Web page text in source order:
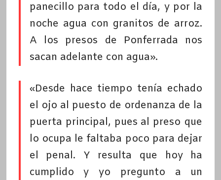
panecillo para todo el día, y por la
noche agua con granitos de arroz.
A los presos de Ponferrada nos
sacan adelante con agua».
«Desde hace tiempo tenía echado
el ojo al puesto de ordenanza de la
puerta principal, pues al preso que
lo ocupa le faltaba poco para dejar
el penal. Y resulta que hoy ha
cumplido y yo pregunto a un